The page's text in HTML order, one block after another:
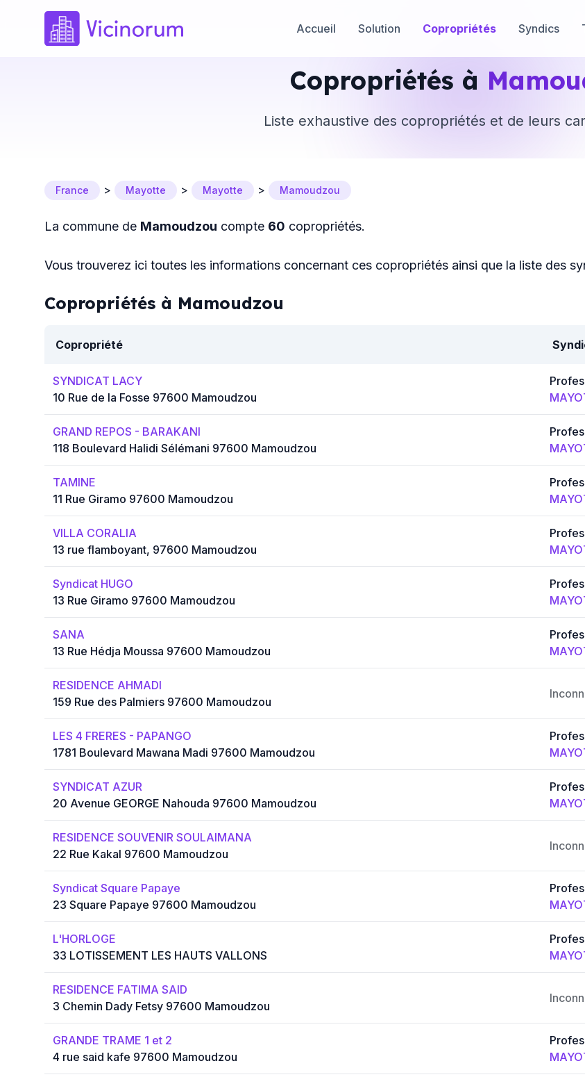
Accueil Solution Copropriétés Syndics
Copropriétés à
Liste exhaustive des copropriétés et de leurs
France > Mayotte > Mayotte > Mamoudzou
La commune de Mamoudzou compte 60 copropriétés.
Vous trouverez ici toutes les informations concernant ces copropriétés ainsi que la liste des
Copropriétés à Mamoudzou
Copropriété
SYNDICAT LACY
10 Rue de la Fosse 97600 Mamoudzou
GRAND REPOS - BARAKANI
118 Boulevard Halidi Sélémani 97600 Mamoudzou
TAMINE
11 Rue Giramo 97600 Mamoudzou
VILLA CORALIA
13 rue flamboyant, 97600 Mamoudzou
Syndicat HUGO
13 Rue Giramo 97600 Mamoudzou
SANA
13 Rue Hédja Moussa 97600 Mamoudzou
RESIDENCE AHMADI
159 Rue des Palmiers 97600 Mamoudzou
LES 4 FRERES - PAPANGO
1781 Boulevard Mawana Madi 97600 Mamoudzou
SYNDICAT AZUR
20 Avenue GEORGE Nahouda 97600 Mamoudzou
RESIDENCE SOUVENIR SOULAIMANA
22 Rue Kakal 97600 Mamoudzou
Syndicat Square Papaye
23 Square Papaye 97600 Mamoudzou
L'HORLOGE
33 LOTISSEMENT LES HAUTS VALLONS
RESIDENCE FATIMA SAID
3 Chemin Dady Fetsy 97600 Mamoudzou
GRANDE TRAME 1 et 2
4 rue said kafe 97600 Mamoudzou